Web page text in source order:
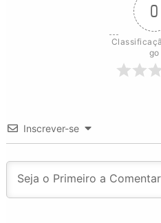
0
go
Inscrever-se